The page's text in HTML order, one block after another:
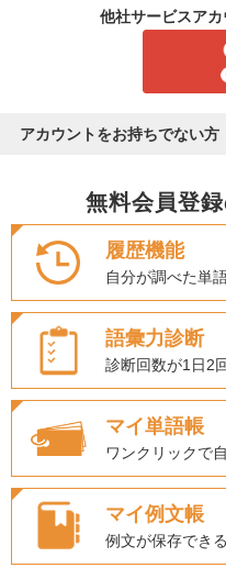
他社サービスア
アカウントをお持ちでない方
無料会員登
履歴機能
自分が調べた単
語彙力診断
診断回数が1日2
マイ単語帳
ワンクリックで
マイ例文帳
例文が保存でき